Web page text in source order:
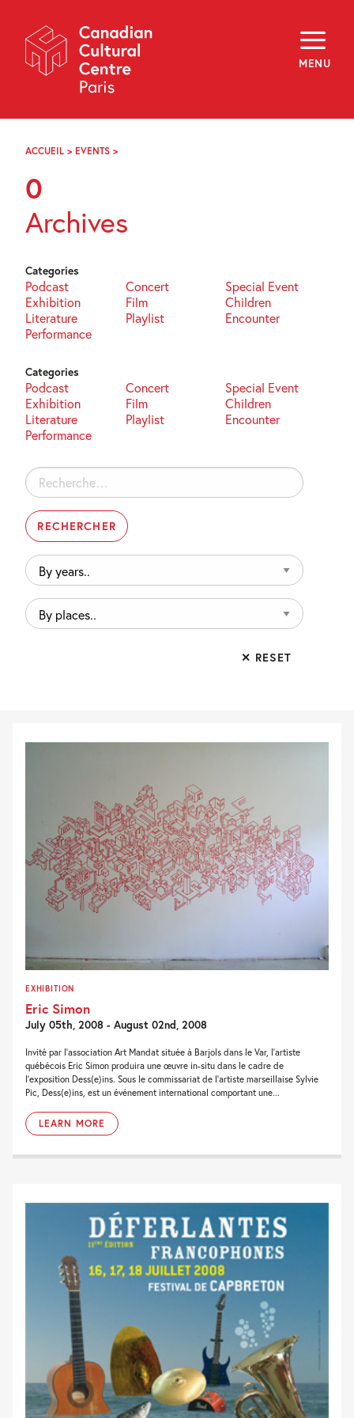
Navigation
MENU
About
Programming
Off-Site
Explore
Archives
FR
ACCUEIL > EVENTS >
0
Archives
Categories
Podcast Concert
Special Event
Exhibition
Film
Children
Literature
Playlist
Encounter
Performance
Categories
Podcast Concert
Special Event
Exhibition
Film
Children
Literature
Playlist
Encounter
Performance
Rechercher :
By
years..
By
places..
✕ RESET
EXHIBITION
Eric Simon
July 05th, 2008 - August 02nd, 2008
Invité par l’association Art Mandat située à Barjols dans le Var, l’artiste
québécois Eric Simon produira une œuvre in-situ dans le cadre de
l’exposition Dess(e)ins. Sous le commissariat de l’artiste marseillaise Sylvie
Pic, Dess(e)ins, est un événement international comportant une...
LEARN MORE